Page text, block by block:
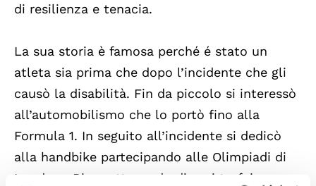
di resilienza e tenacia.
La sua storia è famosa perché é stato un
atleta sia prima che dopo l’incidente che gli
causò la disabilità. Fin da piccolo si interessò
all’automobilismo che lo portò fino alla
Formula 1. In seguito all’incidente si dedicò
alla handbike partecipando alle Olimpiadi di
Londra e Rio e ottenendo diversi trofei